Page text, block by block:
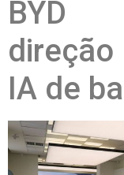
BYD
IA de